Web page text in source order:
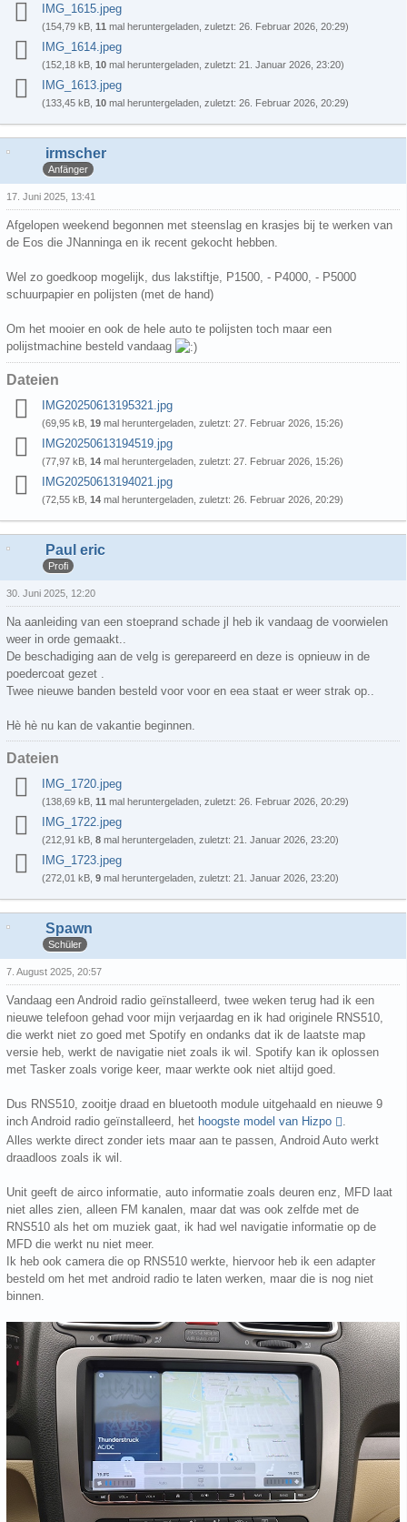
IMG_1615.jpeg
(154,79 kB, 11 mal heruntergeladen, zuletzt: 26. Februar 2026, 20:29)
IMG_1614.jpeg
(152,18 kB, 10 mal heruntergeladen, zuletzt: 21. Januar 2026, 23:20)
IMG_1613.jpeg
(133,45 kB, 10 mal heruntergeladen, zuletzt: 26. Februar 2026, 20:29)
irmscher
Anfänger
17. Juni 2025, 13:41
Afgelopen weekend begonnen met steenslag en krasjes bij te werken van
de Eos die JNanninga en ik recent gekocht hebben.
Wel zo goedkoop mogelijk, dus lakstiftje, P1500, - P4000, - P5000
schuurpapier en polijsten (met de hand)
Om het mooier en ook de hele auto te polijsten toch maar een
polijstmachine besteld vandaag
Dateien
IMG20250613195321.jpg
(69,95 kB, 19 mal heruntergeladen, zuletzt: 27. Februar 2026, 15:26)
IMG20250613194519.jpg
(77,97 kB, 14 mal heruntergeladen, zuletzt: 27. Februar 2026, 15:26)
IMG20250613194021.jpg
(72,55 kB, 14 mal heruntergeladen, zuletzt: 26. Februar 2026, 20:29)
Paul eric
Profi
30. Juni 2025, 12:20
Na aanleiding van een stoeprand schade jl heb ik vandaag de voorwielen
weer in orde gemaakt..
De beschadiging aan de velg is gerepareerd en deze is opnieuw in de
poedercoat gezet .
Twee nieuwe banden besteld voor voor en eea staat er weer strak op..
Hè hè nu kan de vakantie beginnen.
Dateien
IMG_1720.jpeg
(138,69 kB, 11 mal heruntergeladen, zuletzt: 26. Februar 2026, 20:29)
IMG_1722.jpeg
(212,91 kB, 8 mal heruntergeladen, zuletzt: 21. Januar 2026, 23:20)
IMG_1723.jpeg
(272,01 kB, 9 mal heruntergeladen, zuletzt: 21. Januar 2026, 23:20)
Spawn
Schüler
7. August 2025, 20:57
Vandaag een Android radio geïnstalleerd, twee weken terug had ik een
nieuwe telefoon gehad voor mijn verjaardag en ik had originele RNS510,
die werkt niet zo goed met Spotify en ondanks dat ik de laatste map
versie heb, werkt de navigatie niet zoals ik wil. Spotify kan ik oplossen
met Tasker zoals vorige keer, maar werkte ook niet altijd goed.
Dus RNS510, zooitje draad en bluetooth module uitgehaald en nieuwe 9
inch Android radio geïnstalleerd, het hoogste model van Hizpo
Alles werkte direct zonder iets maar aan te passen, Android Auto werkt
draadloos zoals ik wil.
Unit geeft de airco informatie, auto informatie zoals deuren enz, MFD laat
niet alles zien, alleen FM kanalen, maar dat was ook zelfde met de
RNS510 als het om muziek gaat, ik had wel navigatie informatie op de
MFD die werkt nu niet meer.
Ik heb ook camera die op RNS510 werkte, hiervoor heb ik een adapter
besteld om het met android radio te laten werken, maar die is nog niet
binnen.